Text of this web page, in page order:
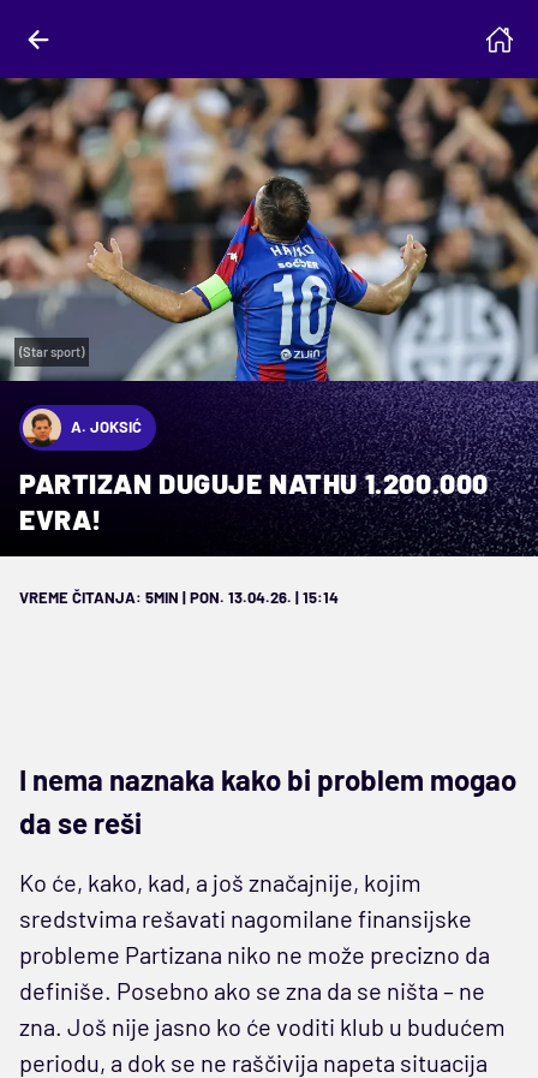
(Star sport)
A. JOKSIĆ
PARTIZAN DUGUJE NATHU 1.200.000
EVRA!
VREME ČITANJA: 5MIN | PON. 13.04.26. | 15:14
I nema naznaka kako bi problem mogao
da se reši
Ko će, kako, kad, a još značajnije, kojim
sredstvima rešavati nagomilane finansijske
probleme Partizana niko ne može precizno da
definiše. Posebno ako se zna da se ništa – ne
zna. Još nije jasno ko će voditi klub u budućem
periodu, a dok se ne raščivija napeta situacija